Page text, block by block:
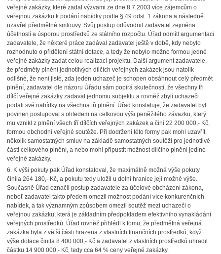
veřejné zakázky, které zadal výzvami ze dne 8.7.2003 více zájemcům o
veřejnou zakázku k podání nabídky podle § 49 odst. 1 zákona a následně
uzavřel předmětné smlouvy. Svůj postup odůvodnil zadavatel zejména
účelností a úsporou prostředků ze státního rozpočtu. Úřad odmítl argumentaci
zadavatele, že některé práce zadával zadavatel ještě v době, kdy nebylo
rozhodnuto o přidělení státní dotace, a tedy že nebylo možno formou jedné
veřejné zakázky zadat celou realizaci projektu. Další argument zadavatele,
že předměty plnění jednotlivých dílčích veřejných zakázek jsou natolik
odlišné, že není jisté, zda jeden uchazeč je schopen obsáhnout celý předmět
plnění, zadavatel dle názoru Úřadu sám popírá skutečností, že všechny tři
dílčí veřejné zakázky zadaval jednomu subjektu a rovněž zbylí uchazeči
podali své nabídky na všechna tři plnění. Úřad konstatuje, že zadavatel byl
povinen postupovat s ohledem na celkovou výši peněžitého závazku, který
mu vznikl z plnění všech tří dílčích veřejných zakázek a činí 22 200 000,- Kč,
formou obchodní veřejné soutěže. Při dodržení této formy pak mohl uzavřít
několik samostatných smluv na základě samostatných soutěží pro jednotlivé
části celkového plnění, a nebo mohl připustit možnost dílčího plnění jediné
veřejné zakázky.
6. K výši pokuty pak Úřad konstatoval, že maximálně možná výše pokuty
činila 264 180,- Kč, a pokutu tedy uložil u dolní hranice její možné výše.
Současně Úřad označil postup zadavatele za účelové obcházení zákona,
neboť zadavatel takto předem omezil možnost podání více konkurenčních
nabídek, a tak významným způsobem omezil soutěž mezi uchazeči o
veřejnou zakázku, která je základním předpokladem efektivního vynakládání
veřejných prostředků. Úřad rovněž přihlédl k tomu, že předmětná veřejná
zakázka byla z větší části hrazena z vlastních finančních prostředků, když
výše dotace činila 8 400 000,- Kč a zadavatel z vlastních prostředků uhradil
částku 14 900 000,- Kč, tedy cca 64 % ceny veřejné zakázky.